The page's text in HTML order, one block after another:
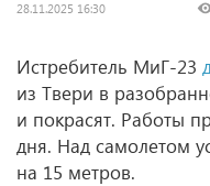
28.11.2025 16:30
Истребитель МиГ-23
из Твери в
и покрасят. Работы
дня. Над самолетом
на 15 метров.